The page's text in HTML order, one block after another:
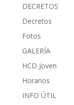
DECRETOS
Decretos
Fotos
GALERÍA
HCD Joven
Horarios
INFO ÚTIL